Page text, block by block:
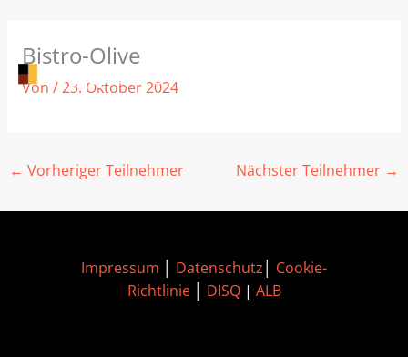
Inhalt
springen
Bistro-Olive
Von /23. Oktober 2024
← Vorheriger Teilnehmer Nächster Teilnehmer →
Impressum Datenschutz
Cookie-
Richtlinie│ DISQ| ALB